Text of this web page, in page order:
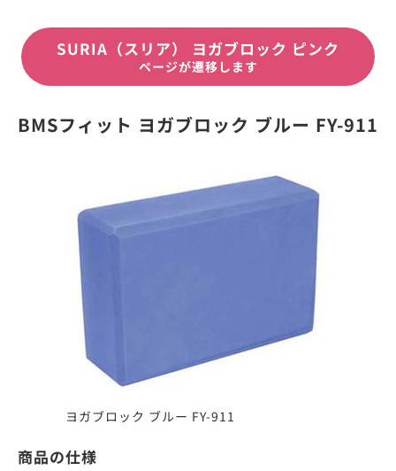
SURIA（スリア） ヨガブロック ピンク
ページが遷移します
BMSフィット ヨガブロック ブルー FY-911
ヨガブロック ブルー FY-911
商品の仕様